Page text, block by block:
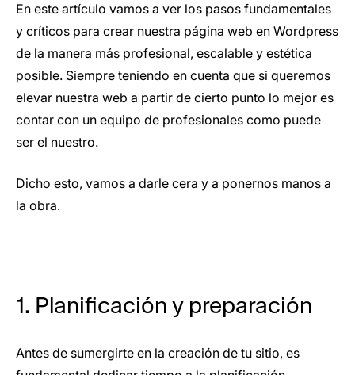
En este artículo vamos a ver los pasos fundamentales
y críticos para crear nuestra página web en Wordpress
de la manera más profesional, escalable y estética
posible. Siempre teniendo en cuenta que si queremos
elevar nuestra web a partir de cierto punto lo mejor es
contar con un equipo de profesionales como puede
ser el nuestro.
Dicho esto, vamos a darle cera y a ponernos manos a
la obra.
1. Planificación y preparación
Antes de sumergirte en la creación de tu sitio, es